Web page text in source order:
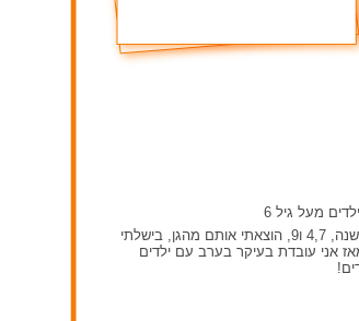
כשהייתי בת 14 טיפלתי במשך 5 חודשים בארבעה ילדים אחים בגילאי שנה, 4,7 ו9, הוצאתי אותם מהגן, בישלתי
אני עובדת בעיקר בערב עם ילדים